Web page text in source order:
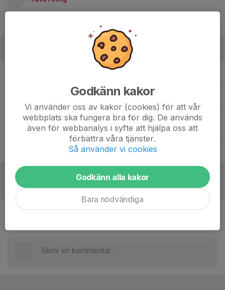
Sandra BergingeLedare
Tobias FändriksLedare
Referat
Godkänn kakor
Vi använder oss av kakor (cookies) för att vår
webbplats ska fungera bra för dig. De används
även för webbanalys i syfte att hjälpa oss att
förbättra våra tjänster.
Så använder vi cookies
Godkänn alla kakor
Bara nödvändiga